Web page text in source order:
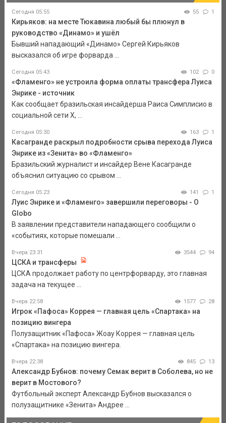
Сегодня 05:55 55 1
Кирьяков: на месте Тюкавина любый бы плюнул в
руководство «Динамо» и ушёл
Бывший нападающий «Динамо» Сергей Кирьяков
высказался об игре форварда ...
Сегодня 05:43 102 0
«Фламенго» не устроила форма оплаты трансфера Луиса
Энрике - источник
Как сообщает бразильская инсайдерша Раиса Симплисио в
социальной сети Х, ...
Сегодня 05:30 163 1
Касагранде раскрыл подробности срыва перехода Луиса
Энрике из «Зенита» во «Фламенго»
Бразильский журналист и инсайдер Вене Касагранде
объяснил ситуацию со срывом ...
Сегодня 05:23 141 1
Луис Энрике и «Фламенго» завершили переговоры - O
Globo
В заявлении представители нападающего сообщили о
«событиях, которые помешали ...
Вчера 23:31 3544 94
ЦСКА и трансферы
ЦСКА продолжает работу по центрфорварду, это главная
задача на текущее ...
Вчера 22:58 1577 28
Игрок «Пафоса» Коррея — главная цель «Спартака» на
позицию вингера
Полузащитник «Пафоса» Жоау Коррея — главная цель
«Спартака» на позицию вингера.
Вчера 22:38 845 13
Александр Бубнов: почему Семак верит в Соболева, но не
верит в Мостового?
Футбольный эксперт Александр Бубнов высказался о
полузащитнике «Зенита» Андрее ...